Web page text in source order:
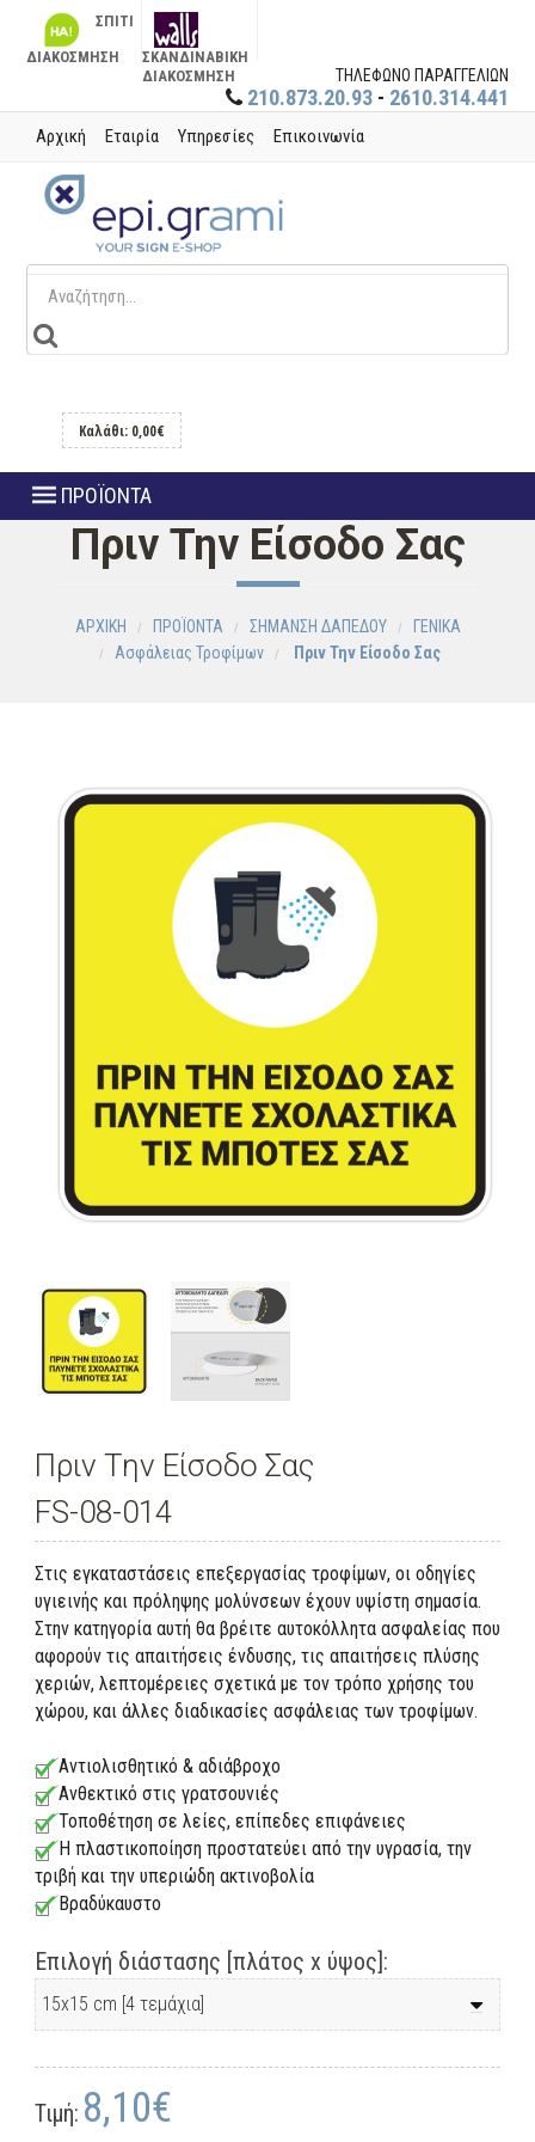
ΣΠΙΤΙ
ΔΙΑΚΟΣΜΗΣΗ
ΣΚΑΝΔΙΝΑΒΙΚΗ
ΔΙΑΚΟΣΜΗΣΗ
ΤΗΛΕΦΩΝΟ ΠΑΡΑΓΓΕΛΙΩΝ
210.873.20.93 - 2610.314.441
Αρχική Εταιρία Υπηρεσίες Επικοινωνία
Καλάθι: 0,00€
ΠΡΟΪΟΝΤΑ
Πριν Την Είσοδο Σας
ΑΡΧΙΚΗ ΠΡΟΪΟΝΤΑ ΣΗΜΑΝΣΗ ΔΑΠΕΔΟΥ
ΓΕΝΙΚΑ
Ασφάλειας Τροφίμων
Πριν Την Είσοδο Σας
Πριν Την Είσοδο Σας
FS-08-014
Στις εγκαταστάσεις επεξεργασίας τροφίμων, οι οδηγίες
υγιεινής και πρόληψης μολύνσεων έχουν υψίστη σημασία.
Στην κατηγορία αυτή θα βρέιτε αυτοκόλλητα ασφαλείας που
αφορούν τις απαιτήσεις ένδυσης, τις απαιτήσεις πλύσης
χεριών, λεπτομέρειες σχετικά με τον τρόπο χρήσης του
χώρου, και άλλες διαδικασίες ασφάλειας των τροφίμων.
Αντιολισθητικό & αδιάβροχο
Ανθεκτικό στις γρατσουνιές
Τοποθέτηση σε λείες, επίπεδες επιφάνειες
Η πλαστικοποίηση προστατεύει από την υγρασία, την
τριβή και την υπεριώδη ακτινοβολία
Βραδύκαυστο
Επιλογή διάστασης [πλάτος x ύψος]:
Τιμή: 8,10€